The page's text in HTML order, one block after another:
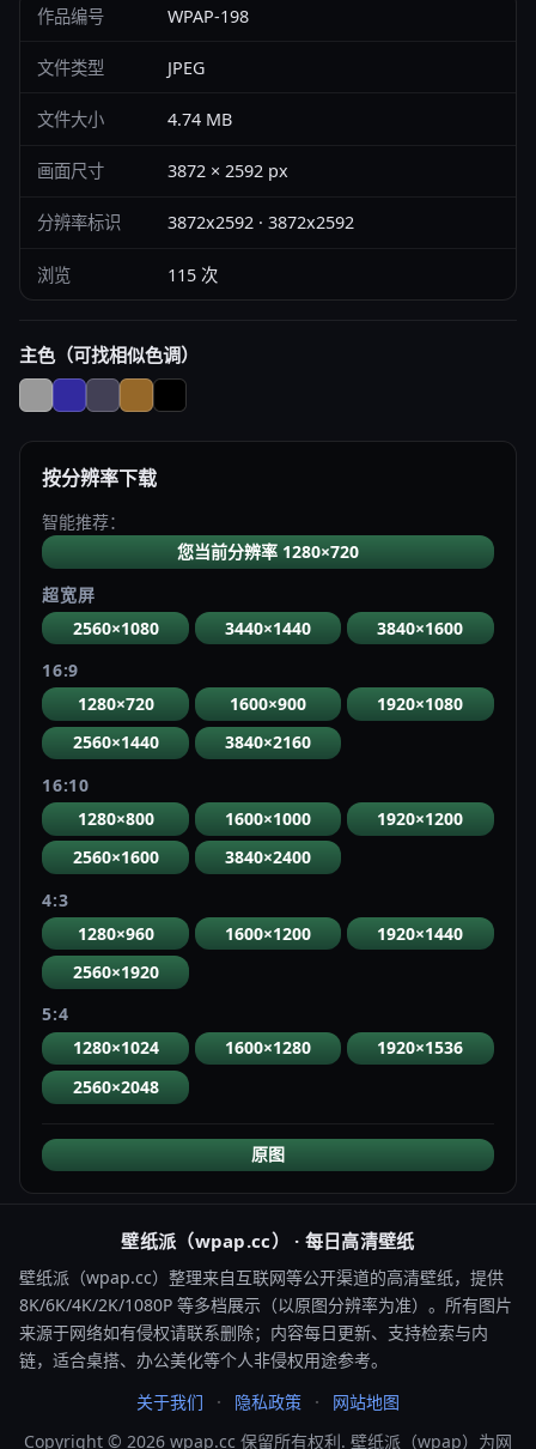
作品编号 WPAP-198
文件类型 JPEG
文件大小 4.74 MB
画面尺寸 3872 × 2592 px
分辨率标识 3872x2592 · 3872x2592
浏览 115 次
主色（可找相似色调）
按分辨率下载
智能推荐：
您当前分辨率 1280×720
超宽屏
2560×1080
3440×1440
3840×1600
16:9
1280×720
1600×900
1920×1080
2560×1440
3840×2160
16:10
1280×800
1600×1000
1920×1200
2560×1600
3840×2400
4:3
1280×960
1600×1200
1920×1440
2560×1920
5:4
1280×1024
1600×1280
1920×1536
2560×2048
原图
壁纸派（wpap.cc） · 每日高清壁纸
壁纸派（wpap.cc）整理来自互联网等公开渠道的高清壁纸，提供
8K/6K/4K/2K/1080P 等多档展示（以原图分辨率为准）。所有图片
来源于网络如有侵权请联系删除；内容每日更新、支持检索与内
链，适合桌搭、办公美化等个人非侵权用途参考。
关于我们
隐私政策
网站地图
Copyright © 2026 wpap.cc 保留所有权利. 壁纸派（wpap）为网